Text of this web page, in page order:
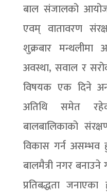
बाल संजालको
एवम् वातावरण
शुक्रबार मन्थलीमा
अवस्था, सवाल र
विषयक एक दिने
अतिथि समेत
बालबालिकाको
विकास गर्न असम्भव
बालमैत्री नगर बनाउने
प्रतिबद्धता